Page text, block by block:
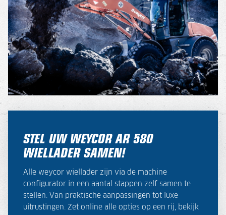
STEL UW WEYCOR AR 580
WIELLADER SAMEN!
Alle weycor wiellader zijn via de machine
configurator in een aantal stappen zelf samen te
stellen. Van praktische aanpassingen tot luxe
uitrustingen. Zet online alle opties op een rij, bekijk